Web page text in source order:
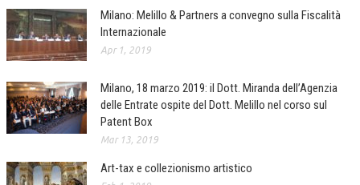
INTERNAZIONALIZZAZIONE
HUMAN RESOURCES
RISORSE UMANE
MARKETING
TREASURY IN FINANCIAL SERVICES
RISK MANAGEMENT
Milano: Melillo & Partners a convegno sulla Fiscalità
Internazionale
Apr 1, 2019
Milano, 18 marzo 2019: il Dott. Miranda dell’Agenzia
delle Entrate ospite del Dott. Melillo nel corso sul
Patent Box
Mar 13, 2019
Art-tax e collezionismo artistico